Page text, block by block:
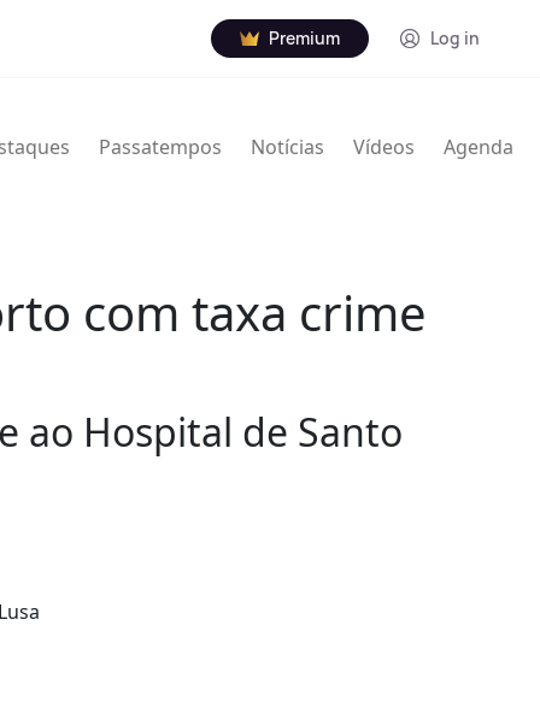
Premium Log in
Passatempos Notícias Vídeos Agenda
com taxa crime
ao Hospital de Santo